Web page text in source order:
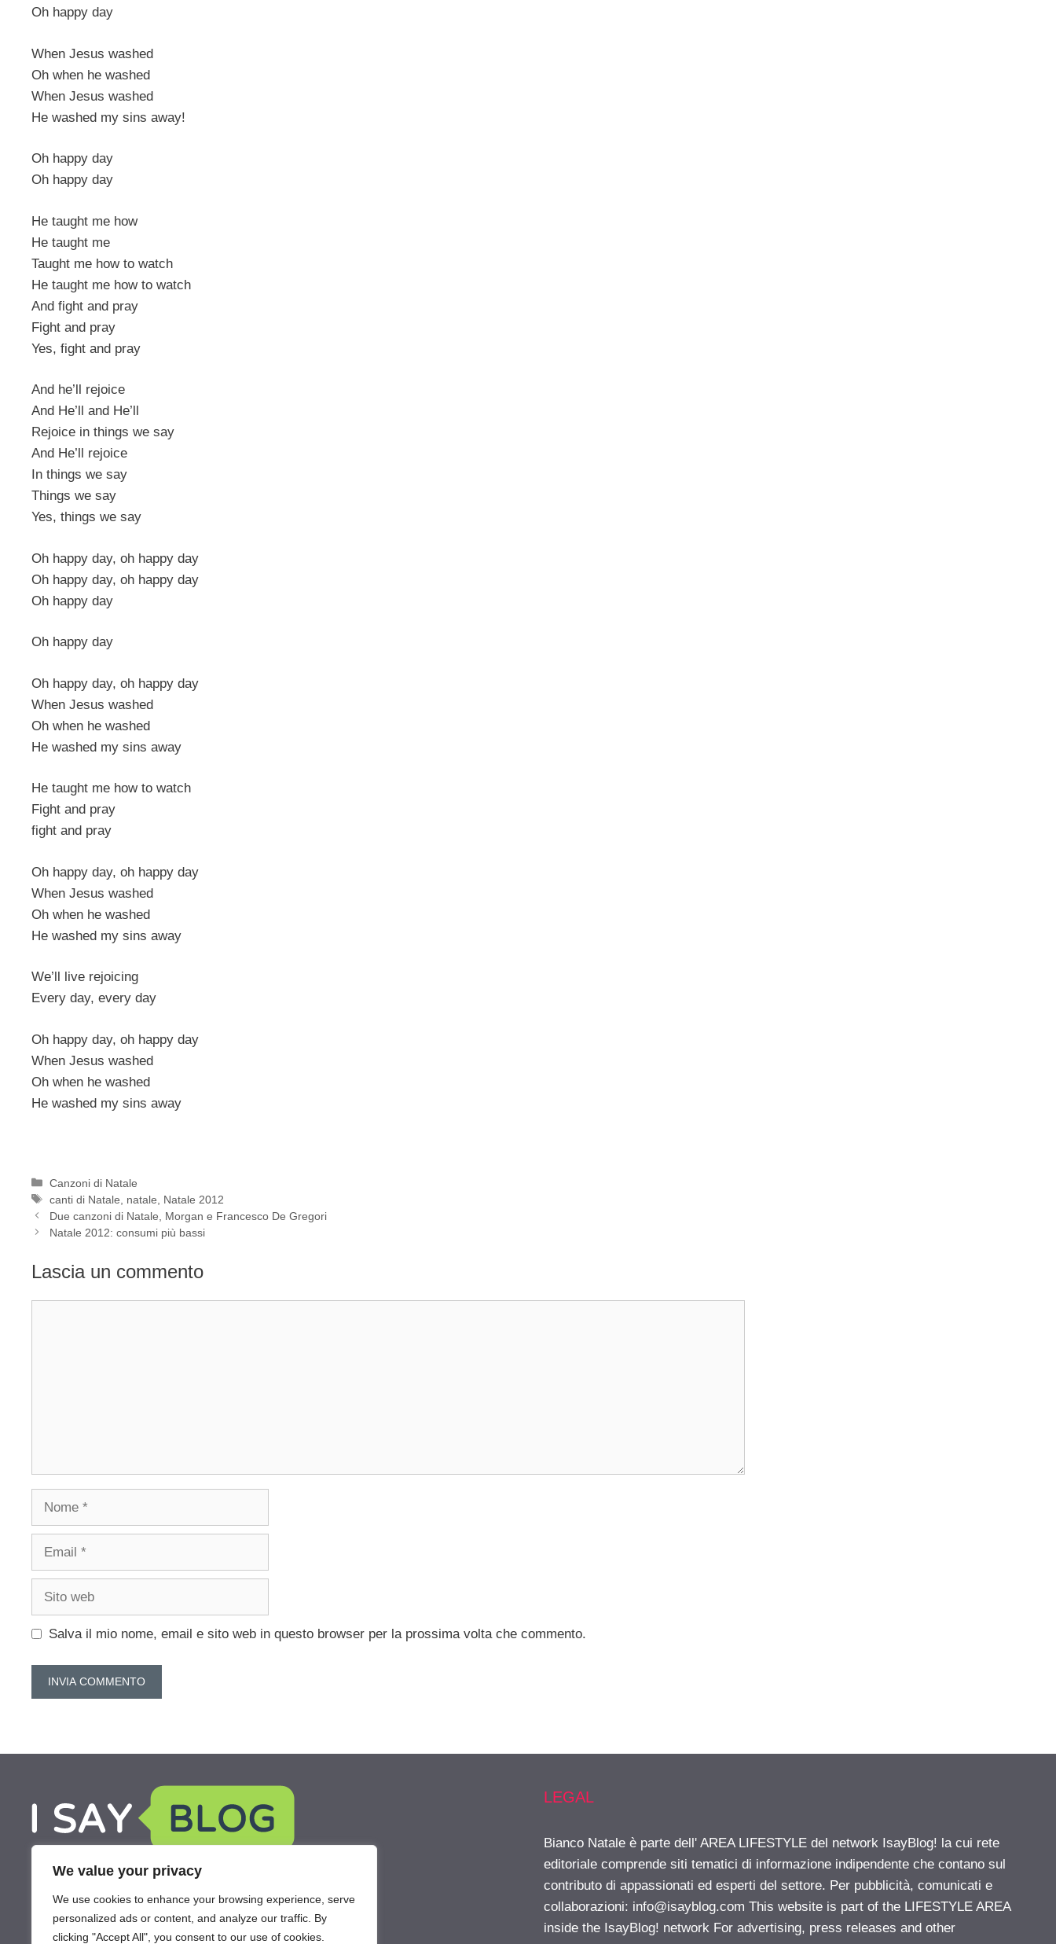
We value your privacy
We use cookies to enhance your browsing experience, serve
personalized ads or content, and analyze our traffic. By
clicking "Accept All", you consent to our use of cookies.
Oh happy day
When Jesus washed
Oh when he washed
When Jesus washed
He washed my sins away!
Oh happy day
Oh happy day
He taught me how
He taught me
Taught me how to watch
He taught me how to watch
And fight and pray
Fight and pray
Yes, fight and pray
And he’ll rejoice
And He’ll and He’ll
Rejoice in things we say
And He’ll rejoice
In things we say
Things we say
Yes, things we say
Oh happy day, oh happy day
Oh happy day, oh happy day
Oh happy day
Oh happy day
Oh happy day, oh happy day
When Jesus washed
Oh when he washed
He washed my sins away
He taught me how to watch
Fight and pray
fight and pray
Oh happy day, oh happy day
When Jesus washed
Oh when he washed
He washed my sins away
We’ll live rejoicing
Every day, every day
Oh happy day, oh happy day
When Jesus washed
Oh when he washed
He washed my sins away
Categorie
Canzoni di Natale
Tag
canti di Natale natale
Natale 2012
Due canzoni di Natale, Morgan e Francesco De Gregori
Natale 2012: consumi più bassi
Lascia un commento
Nome
Email
Sito
Salva il mio nome, email e sito web in questo browser per la prossima volta che commento.
LEGAL
Bianco Natale è parte dell' AREA LIFESTYLE del network IsayBlog! la cui rete
editoriale comprende siti tematici di informazione indipendente che contano sul
contributo di appassionati ed esperti del settore. Per pubblicità, comunicati e
collaborazioni: info@isayblog.com This website is part of the LIFESTYLE AREA
inside the IsayBlog! network For advertising, press releases and other